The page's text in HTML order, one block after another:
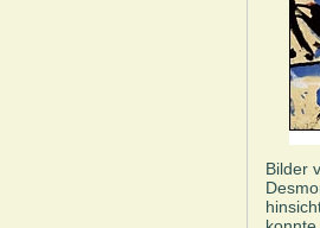
Bilder